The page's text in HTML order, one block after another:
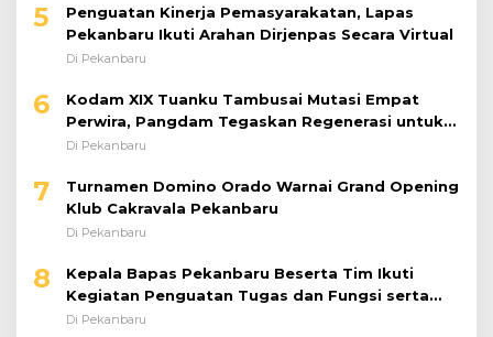
5
Penguatan Kinerja Pemasyarakatan, Lapas
Pekanbaru Ikuti Arahan Dirjenpas Secara Virtual
Di Pekanbaru
6
Kodam XIX Tuanku Tambusai Mutasi Empat
Perwira, Pangdam Tegaskan Regenerasi untuk
Perkuat Kinerja Satuan
Di Pekanbaru
7
Turnamen Domino Orado Warnai Grand Opening
Klub Cakravala Pekanbaru
Di Pekanbaru
8
Kepala Bapas Pekanbaru Beserta Tim Ikuti
Kegiatan Penguatan Tugas dan Fungsi serta
Paparan Penempatan WBP ke Lapas Terbuka
Di Pekanbaru